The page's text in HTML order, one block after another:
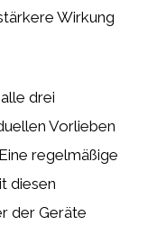
Wirkung
drei
Vorlieben
regelmäßige
diesen
der Geräte